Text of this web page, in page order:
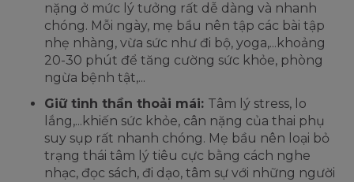
nặng ở mức lý tưởng rất dễ dàng và nhanh
chóng. Mỗi ngày, mẹ bầu nên tập các bài tập
nhẹ nhàng, vừa sức như đi bộ, yoga,...khoảng
20-30 phút để tăng cường sức khỏe, phòng
ngừa bệnh tật,...
Giữ tinh thần thoải mái: Tâm lý stress, lo
lắng,...khiến sức khỏe, cân nặng của thai phụ
suy sụp rất nhanh chóng. Mẹ bầu nên loại bỏ
trạng thái tâm lý tiêu cực bằng cách nghe
nhạc, đọc sách, đi dạo, tâm sự với những người